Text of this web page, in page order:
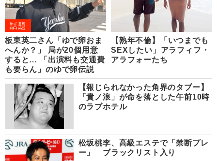
話題
板東英二さん「ゆで卵おま
へんか？」 局が20個用意
すると… 「出演料も交通費
も要らん」のゆで卵伝説
【熟年不倫】「いつまでも
SEXしたい」アラフィフ・
アラフォーたち
【報じられなかった角界のタブー】
「貴ノ浪」が命を落とした午前10時
のラブホテル
松坂桃李、高級エステで「禁断プレ
ー」 ブラックリスト入り